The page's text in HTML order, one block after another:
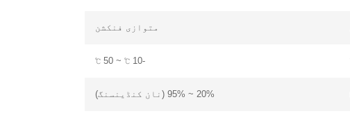
متوازی فنکشن
-10 ℃ ~ 50 ℃
20% ~ 95% (نان کنڈینسنگ)